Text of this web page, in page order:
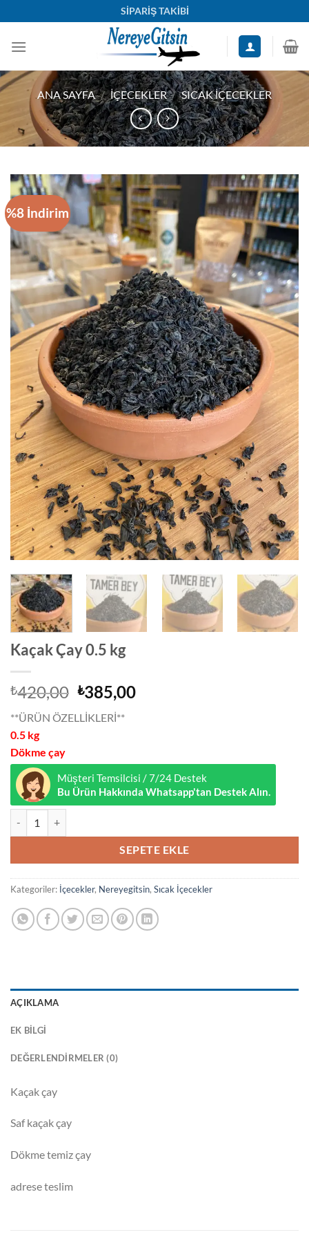
atla
SİPARİŞ TAKİBİ
ANA SAYFA / İÇECEKLER / SICAK İÇECEKLER
%8 İndirim
Kaçak Çay 0.5 kg
₺420,00 Orijinal
fiyat:
₺420,00.
₺385,00Şu
**ÜRÜN ÖZELLİKLERİ**
0.5 kg
Dökme çay
Müşteri Temsilcisi / 7/24 Destek
Bu Ürün Hakkında Whatsapp'tan Destek Alın.
SEPETE EKLE
Kategoriler: İçecekler, Nereyegitsin, Sıcak İçecekler
AÇIKLAMA
EK BILGI
DEĞERLENDIRMELER (0)
Kaçak çay
Saf kaçak çay
Dökme temiz çay
adrese teslim